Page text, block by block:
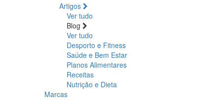
Artigos
Ver tudo
Blog
Ver tudo
Desporto e Fitness
Saúde e Bem Estar
Planos Alimentares
Receitas
Nutrição e Dieta
Marcas